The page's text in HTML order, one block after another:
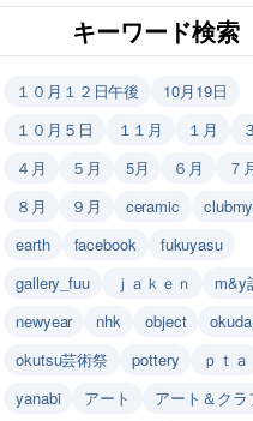
キーワード検索
１０月１２日午後
10月19日
１０月５日
１１月 １月
４月
５月 5月 ６月
７
８月
９月 ceramic
earth
facebook
fukuyasu
gallery_fuu
ｊａｋｅｎ
m&y
newyear
nhk object
okutsu芸術祭
pottery
ｐｔａ
yanabi
アート
アート＆クラ